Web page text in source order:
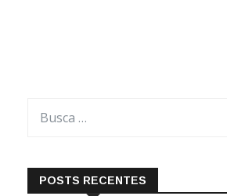
POSTS RECENTES